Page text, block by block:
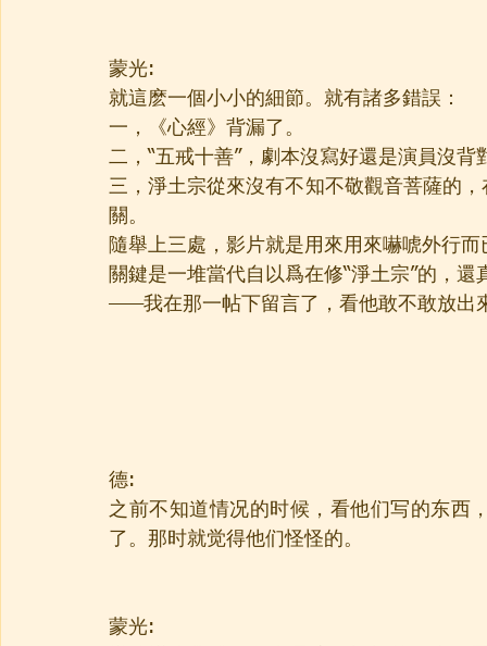
蒙光:
就這麽一個小小的細節。就有諸多錯誤：
一，《心經》背漏了。
二，“五戒十善”，劇本沒寫好還是演員沒背
三，淨土宗從來沒有不知不敬觀音菩薩的
關。
隨舉上三處，影片就是用來用來嚇唬外行而
關鍵是一堆當代自以爲在修“淨土宗”的，
——我在那一帖下留言了，看他敢不敢放出
德:
之前不知道情况的时候，看他们写的东西
了。那时就觉得他们怪怪的。
蒙光: